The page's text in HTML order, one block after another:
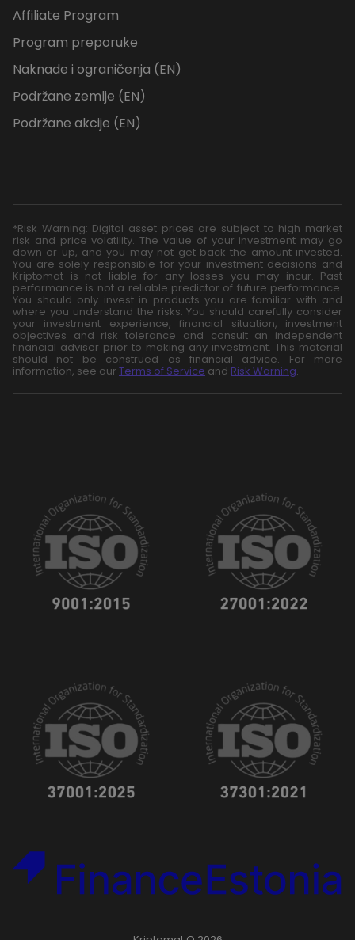
Affiliate Program
Program preporuke
Naknade i ograničenja (EN)
Podržane zemlje (EN)
Podržane akcije (EN)
*Risk Warning: Digital asset prices are subject to high market
risk and price volatility. The value of your investment may go
down or up, and you may not get back the amount invested.
You are solely responsible for your investment decisions and
Kriptomat is not liable for any losses you may incur. Past
performance is not a reliable predictor of future performance.
You should only invest in products you are familiar with and
where you understand the risks. You should carefully consider
your investment experience, financial situation, investment
objectives and risk tolerance and consult an independent
financial adviser prior to making any investment. This material
should not be construed as financial advice. For more
information, see our Terms of Service and Risk Warning.